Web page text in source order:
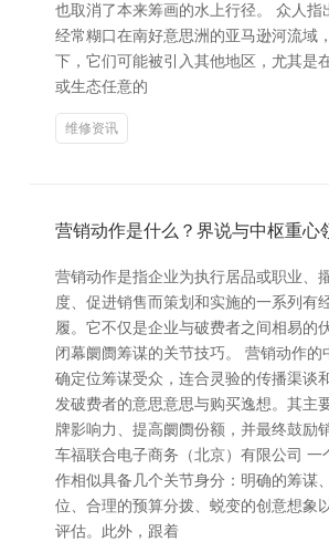
也取消了本来筹画的水上行径。 众人指
经常糊口在南好意思洲的亚马逊河流域
下，它们可能被引入其他地区，尤其是
或生态任意的
维修资讯
营销动作是什么？界说与中枢重心
营销动作是指企业为执行居品或职业、
度、促进销售而策划和实施的一系列有
履。它不仅是企业与破费者之间相易的
闭幕阛阓筹谋的关节技巧。 营销动作的
确定位筹谋受众，连合灵验的传播渠谈
发破费者的意思意思与购买逸想。其主
牌影响力、提高阛阓份额，并最终鼓励
车福联合电子商务（北京）有限公司 一
作相似具备几个关节身分：明确的筹谋
位、合理的预算分拨、蜕变的创意想象
评估。此外，跟着